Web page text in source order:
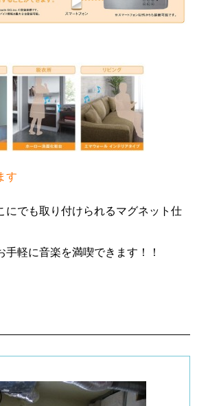
す
にでも取り付けられるマグネット仕
軽に音楽を満喫できます！！